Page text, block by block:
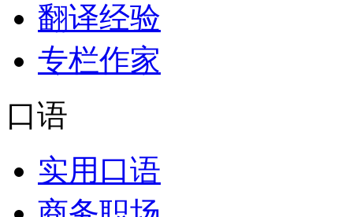
翻译经验
专栏作家
口语
实用口语